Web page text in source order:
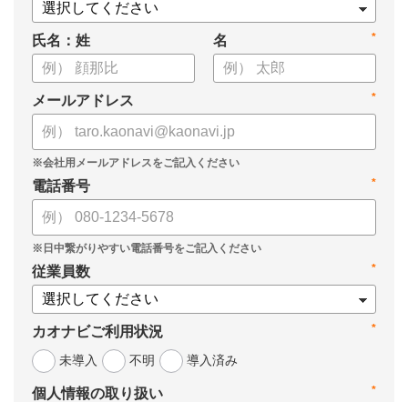
氏名：姓 *
名
*
メールアドレス
*
電話番号
*
従業員数
*
カオナビご利用状況
未導入
不明 導入済み
*
個人情報の取り扱い